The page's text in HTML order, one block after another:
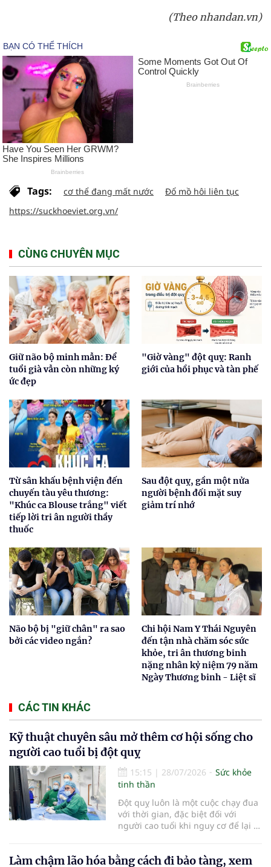
(Theo nhandan.vn)
Tags: cơ thể đang mất nước
Đổ mồ hôi liên tục
https://suckhoeviet.org.vn/
CÙNG CHUYÊN MỤC
Giữ não bộ minh mẫn: Để
tuổi già vẫn còn những ký
ức đẹp
"Giờ vàng" đột quỵ: Ranh
giới của hồi phục và tàn phế
Từ sân khấu bệnh viện đến
chuyến tàu yêu thương:
"Khúc ca Blouse trắng" viết
tiếp lời tri ân người thầy
thuốc
Sau đột quỵ, gần một nửa
người bệnh đối mặt suy
giảm trí nhớ
Não bộ bị "giữ chân" ra sao
bởi các video ngắn?
Chi hội Nam Y Thái Nguyên
đến tận nhà chăm sóc sức
khỏe, tri ân thương binh
nặng nhân kỷ niệm 79 năm
Ngày Thương binh - Liệt sĩ
CÁC TIN KHÁC
Kỹ thuật chuyên sâu mở thêm cơ hội sống cho
người cao tuổi bị đột quỵ
15:15 | 28/07/2026
Sức khỏe
tinh thần
Đột quỵ luôn là một cuộc chạy đua
với thời gian, đặc biệt đối với
người cao tuổi khi nguy cơ để lại di
cấp cứu kịp thời. Mỗi phút trôi qua
Làm chậm lão hóa bằng cách đi bảo tàng, xem